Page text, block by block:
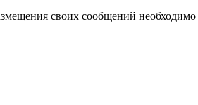
своих сообщений необходимо